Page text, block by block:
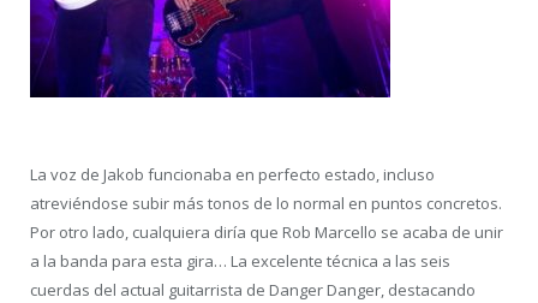
La voz de Jakob funcionaba en perfecto estado, incluso
atreviéndose subir más tonos de lo normal en puntos concretos.
Por otro lado, cualquiera diría que Rob Marcello se acaba de unir
a la banda para esta gira… La excelente técnica a las seis
cuerdas del actual guitarrista de Danger Danger, destacando